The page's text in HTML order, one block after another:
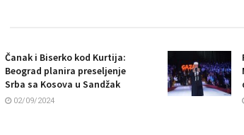
Čanak i Biserko kod Kurtija:
Beograd planira preseljenje
Srba sa Kosova u Sandžak
02/09/2024